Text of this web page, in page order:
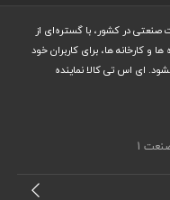
در کشور، با گستره‌ای از
و کارخانه ها، برای کاربران خود
ای اس تی کالا نماینده
1